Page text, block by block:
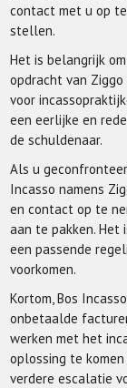
contact met u op
stellen.
Het is belangrijk
opdracht van
voor
een eerlijke en
de schuldenaar.
Als u
Incasso namens
en contact op te
aan te pakken. Het
een passende
voorkomen.
Kortom, Bos
onbetaalde
werken met het
oplossing te
verdere escalatie